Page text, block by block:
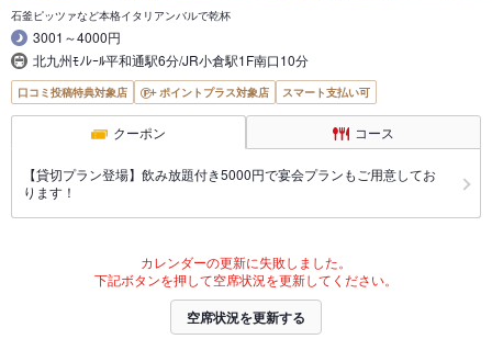
石釜ピッツァなど本格イタリアンバルで乾杯
3001～4000円
北九州ﾓﾉﾚｰﾙ平和通駅6分/JR小倉駅1F南口10分
口コミ投稿特典対象店 ポイントプラス対象店 スマート支払い可
クーポン コース
【貸切プラン登場】飲み放題付き5000円で宴会プランもご用意してお
ります！
カレンダーの更新に失敗しました。
下記ボタンを押して空席状況を更新してください。
空席状況を更新する